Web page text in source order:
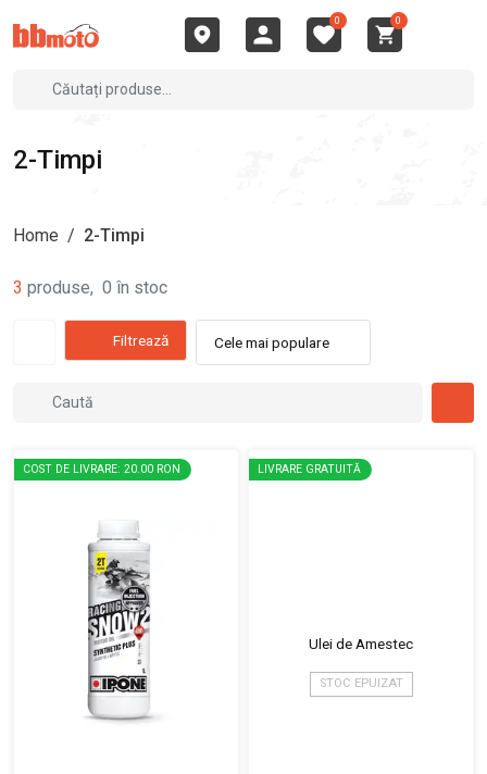
0 0
2-Timpi
Home / 2-Timpi
3 produse, 0 în stoc
Filtrează Cele mai populare
COST DE LIVRARE: 20.00 RON LIVRARE GRATUITĂ
Ulei de Amestec
STOC EPUIZAT